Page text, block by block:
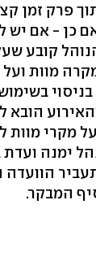
פרק זמן
כן - אם
קובע
מוות ועל
הובא
מקרי מוות
ימנה
הוועדה
המבקר.